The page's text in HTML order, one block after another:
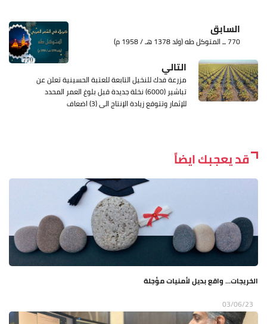
السابق
770 ــ المتوكل طه (ولد 1378 هـ / 1958 م)
التالي
مزرعة فدك للنخيل التابعة للعتبة الحسينية تعلن عن
تباشير (6000) نخلة جديدة قبل بلوغ العمر المحدد
للإثمار وتتوقع زيادة الإنتاج الى (3) اضعاف
قد يعجبك ايضاً
الخريجات... واقع بديل لأمنيات مؤجلة
03/06/23